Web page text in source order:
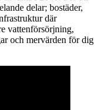
delar; bostäder,
där
vattenförsörjning,
och mervärden för dig